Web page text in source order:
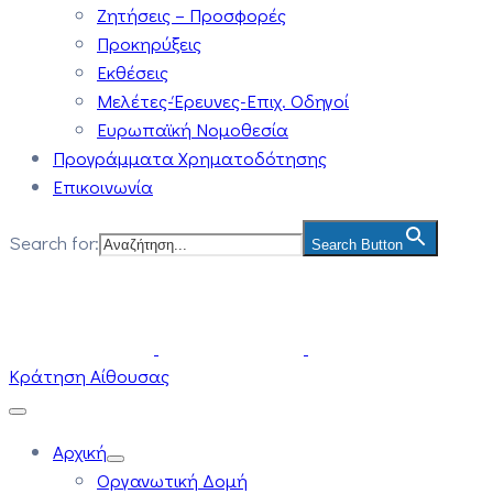
Ζητήσεις – Προσφορές
Προκηρύξεις
Εκθέσεις
Μελέτες-Έρευνες-Επιχ. Οδηγοί
Ευρωπαϊκή Νομοθεσία
Προγράμματα Χρηματοδότησης
Επικοινωνία
Search for: Search Button
Κράτηση Αίθουσας
Αρχική
Οργανωτική Δομή